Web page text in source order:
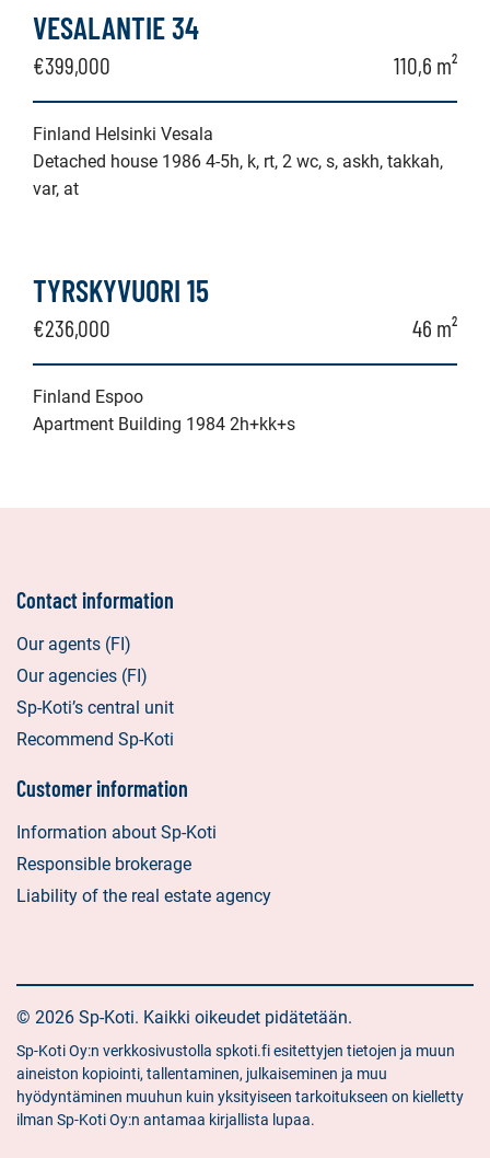
VESALANTIE 34
€399,000 110,6 m²
Finland Helsinki Vesala
Detached house 1986 4-5h, k, rt, 2 wc, s, askh, takkah,
var, at
TYRSKYVUORI 15
€236,000 46 m²
Finland Espoo
Apartment Building 1984 2h+kk+s
Contact information
Our agents (FI)
Our agencies (FI)
Sp-Koti’s central unit
Recommend Sp-Koti
Customer information
Information about Sp-Koti
Responsible brokerage
Liability of the real estate agency
© 2026 Sp-Koti. Kaikki oikeudet pidätetään.
Sp-Koti Oy:n verkkosivustolla spkoti.fi esitettyjen tietojen ja muun
aineiston kopiointi, tallentaminen, julkaiseminen ja muu
hyödyntäminen muuhun kuin yksityiseen tarkoitukseen on kielletty
ilman Sp-Koti Oy:n antamaa kirjallista lupaa.